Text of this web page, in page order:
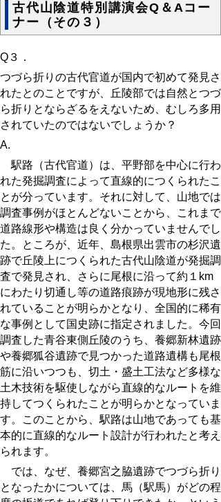
古代山陰道特別講演会Q＆Aコー
ナー（その３）
Q３．
つづら折りの古代官道が国内で初めて発見さ
れたとのことですが、丘陵部では自然とつづ
ら折りとならざるをえないため、むしろ多用
されていたのではないでしょうか？
A.
駅路（古代官道）は、平野部を中心に行わ
れた発掘調査によって直線的につくられたこ
とが分っています。それに対して、山地では
調査事例がほとんどないことから、これまで
道路線形や構造は良く分かっていませんでし
た。ところが、近年、島根県出雲市の杉沢遺
跡で丘陵上につくられた古代山陰道が発掘調
査で発見され、さらに尾根に沿って約１km
にわたり切通し等の道路痕跡が現地形に残さ
れていることが明らかとなり、全国的に稀有
な事例として国史跡に指定されました。今回
調査した青谷東側丘陵のうち、養郷新林遺跡
や養郷狐谷遺跡で見つかった道路遺構も尾根
筋に沿いつつも、切土・盛土工法など多様な
土木技術を駆使しながら直線的なルートを維
持してつくられたことが明らかとなっていま
す。このことから、駅路は山地であっても基
本的に直線的なルート設計が行われたと考え
られます。
では、なぜ、養郷宮之脇遺跡でつづら折り
となったかについては、馬（駅馬）がどの程